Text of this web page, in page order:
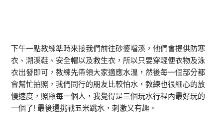
下午一點教練準時來接我們前往砂婆噹溪，他們會提供防寒
衣、溯溪鞋、安全帽以及救生衣，所以只要穿輕便衣物及泳
衣出發即可，教練先帶領大家適應水溫，然後每一個部分都
會幫忙拍照，我們同行的朋友比較怕水，教練也很細心的放
慢速度，照顧每一個人，我覺得是三個玩水行程內最好玩的
一個了! 最後還挑戰五米跳水，刺激又有趣。